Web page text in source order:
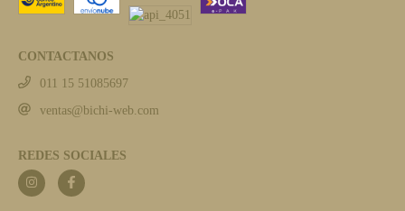
CONTACTANOS
011 15 51085697
ventas@bichi-web.com
REDES SOCIALES